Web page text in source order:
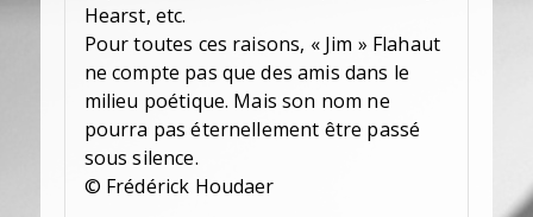
Hearst, etc.
Pour toutes ces raisons, « Jim » Flahaut
ne compte pas que des amis dans le
milieu poétique. Mais son nom ne
pourra pas éternellement être passé
sous silence.
© Frédérick Houdaer